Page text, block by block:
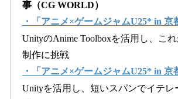
事（CG WORLD）
・「アニメ×ゲームジャムU25* in 京
UnityのAnime Toolboxを活用し、こ
制作に挑戦
・「アニメ×ゲームジャムU25* in 京
Unityを活用し、短いスパンでイテレ